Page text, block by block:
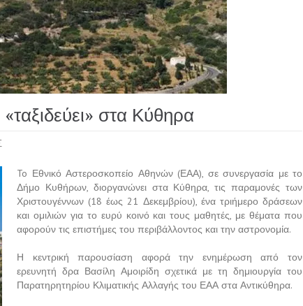
στα Κύθηρα
To Εθνικό Αστεροσκοπείο Αθηνών (ΕΑΑ), σε συνεργασία με το
Δήμο Κυθήρων, διοργανώνει στα Κύθηρα, τις παραμονές των
Χριστουγέννων (18 έως 21 Δεκεμβρίου), ένα τριήμερο δράσεων
και ομιλιών για το ευρύ κοινό και τους μαθητές, με θέματα που
αφορούν τις επιστήμες του περιβάλλοντος και την αστρονομία.
Η κεντρική παρουσίαση αφορά την ενημέρωση από τον
ερευνητή δρα Βασίλη Αμοιρίδη σχετικά με τη δημιουργία του
Παρατηρητηρίου Κλιματικής Αλλαγής του ΕΑΑ στα Αντικύθηρα.